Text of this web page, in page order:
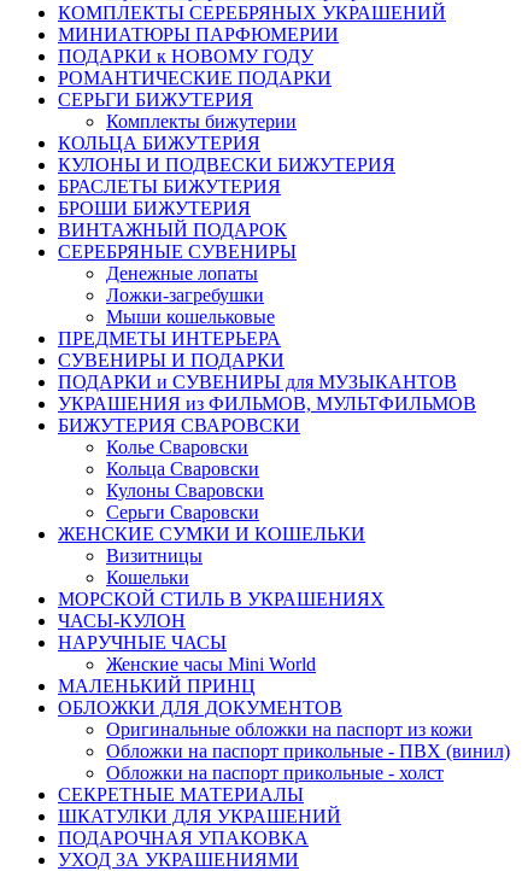
КОМПЛЕКТЫ СЕРЕБРЯНЫХ УКРАШЕНИЙ
МИНИАТЮРЫ ПАРФЮМЕРИИ
ПОДАРКИ к НОВОМУ ГОДУ
РОМАНТИЧЕСКИЕ ПОДАРКИ
СЕРЬГИ БИЖУТЕРИЯ
Комплекты бижутерии
КОЛЬЦА БИЖУТЕРИЯ
КУЛОНЫ И ПОДВЕСКИ БИЖУТЕРИЯ
БРАСЛЕТЫ БИЖУТЕРИЯ
БРОШИ БИЖУТЕРИЯ
ВИНТАЖНЫЙ ПОДАРОК
СЕРЕБРЯНЫЕ СУВЕНИРЫ
Денежные лопаты
Ложки-загребушки
Мыши кошельковые
ПРЕДМЕТЫ ИНТЕРЬЕРА
СУВЕНИРЫ И ПОДАРКИ
ПОДАРКИ и СУВЕНИРЫ для МУЗЫКАНТОВ
УКРАШЕНИЯ из ФИЛЬМОВ, МУЛЬТФИЛЬМОВ
БИЖУТЕРИЯ СВАРОВСКИ
Колье Сваровски
Кольца Сваровски
Кулоны Сваровски
Серьги Сваровски
ЖЕНСКИЕ СУМКИ И КОШЕЛЬКИ
Визитницы
Кошельки
МОРСКОЙ СТИЛЬ В УКРАШЕНИЯХ
ЧАСЫ-КУЛОН
НАРУЧНЫЕ ЧАСЫ
Женские часы Mini World
МАЛЕНЬКИЙ ПРИНЦ
ОБЛОЖКИ ДЛЯ ДОКУМЕНТОВ
Оригинальные обложки на паспорт из кожи
Обложки на паспорт прикольные - ПВХ (винил)
Обложки на паспорт прикольные - холст
СЕКРЕТНЫЕ МАТЕРИАЛЫ
ШКАТУЛКИ ДЛЯ УКРАШЕНИЙ
ПОДАРОЧНАЯ УПАКОВКА
УХОД ЗА УКРАШЕНИЯМИ